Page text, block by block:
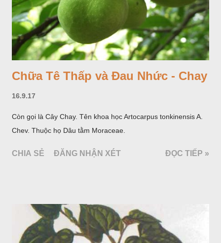
Chữa Tê Thấp và Đau Nhức - Chay
16.9.17
Còn gọi là Cây Chay. Tên khoa học Artocarpus tonkinensis A.
Chev. Thuộc họ Dâu tằm Moraceae.
CHIA SẺ ĐĂNG NHẬN XÉT ĐỌC TIẾP »